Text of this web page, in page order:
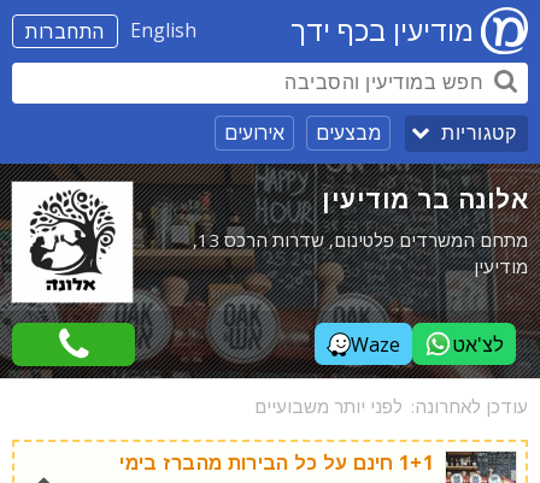
התחברות English מודיעין בכף ידך
קטגוריות מבצעים אירועים
אלונה בר מודיעין
מתחם המשרדים פלטינום, שדרות הרכס 13,
מודיעין
לצ'אט Waze
עודכן לאחרונה: לפני יותר משבועיים
1+1 חינם על כל הבירות מהברז בימי